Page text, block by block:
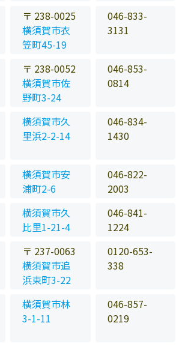
〒 238-0025
横須賀市衣
笠町45-19
046-833-
3131
〒 238-0052
横須賀市佐
野町3-24
046-853-
0814
横須賀市久
里浜2-2-14
046-834-
1430
横須賀市安
浦町2-6
046-822-
2003
横須賀市久
比里1-21-4
046-841-
1224
〒 237-0063
横須賀市追
浜東町3-22
0120-653-
338
横須賀市林
3-1-11
046-857-
0219